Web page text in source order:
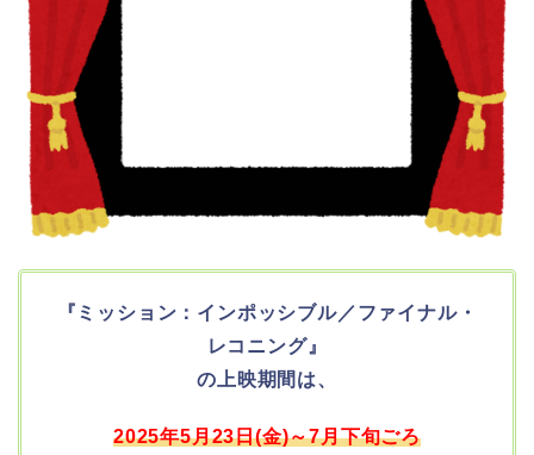
『ミッション：インポッシブル／ファイナル・
レコニング』
の 上映期間は、
2025年5月23日(金)～7月下旬ごろ